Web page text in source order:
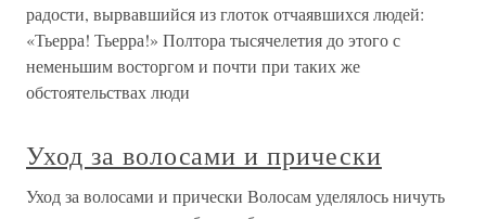
радости, вырвавшийся из глоток отчаявшихся людей:
«Тьерра! Тьерра!» Полтора тысячелетия до этого с
неменьшим восторгом и почти при таких же
обстоятельствах люди
Уход за волосами и прически
Уход за волосами и прически Волосам уделялось ничуть